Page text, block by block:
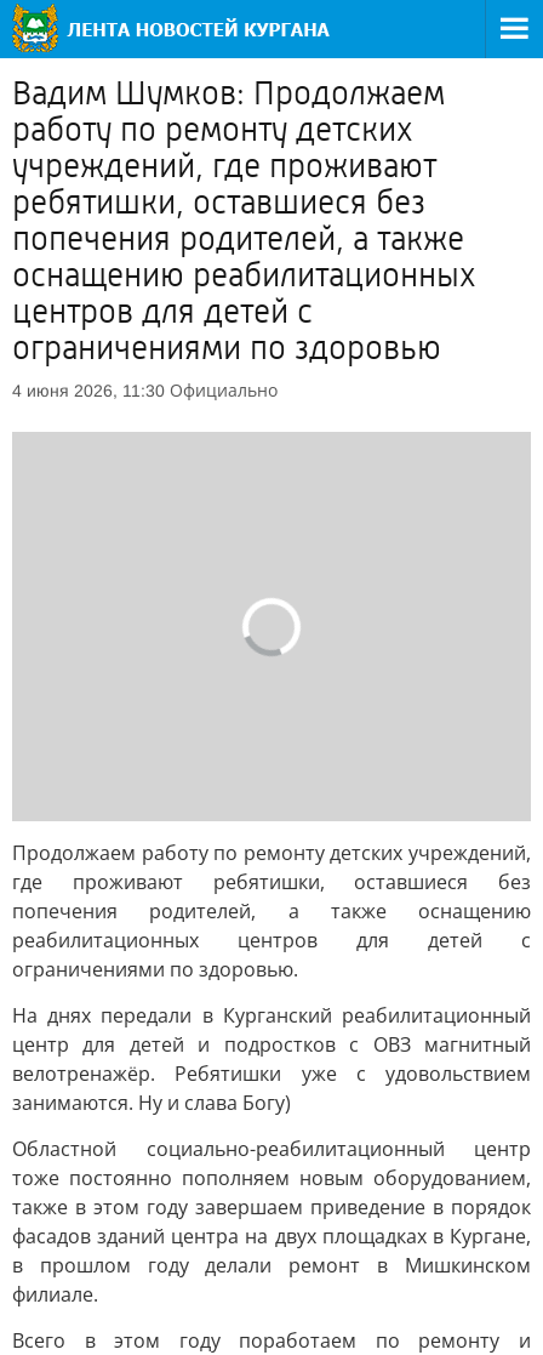
Вадим Шумков: Продолжаем
работу по ремонту детских
учреждений, где проживают
ребятишки, оставшиеся без
попечения родителей, а также
оснащению реабилитационных
центров для детей с
ограничениями по здоровью
4 июня 2026, 11:30 Официально
Продолжаем работу по ремонту детских учреждений,
где проживают ребятишки, оставшиеся без
попечения родителей, а также оснащению
реабилитационных центров для детей с
ограничениями по здоровью.
На днях передали в Курганский реабилитационный
центр для детей и подростков с ОВЗ магнитный
велотренажёр. Ребятишки уже с удовольствием
занимаются. Ну и слава Богу)
Областной социально-реабилитационный центр
тоже постоянно пополняем новым оборудованием,
также в этом году завершаем приведение в порядок
фасадов зданий центра на двух площадках в Кургане,
в прошлом году делали ремонт в Мишкинском
филиале.
Всего в этом году поработаем по ремонту и